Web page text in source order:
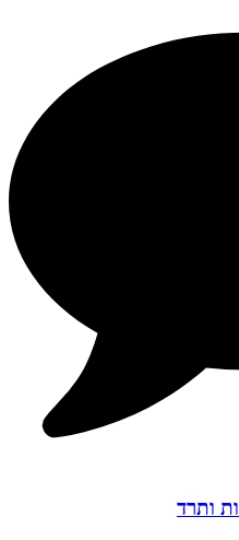
ותרד